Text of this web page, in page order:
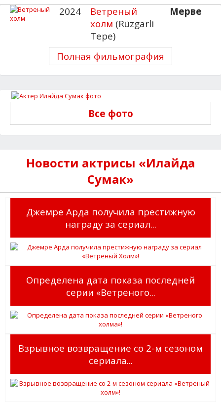
2024
Ветреный
холм (Rüzgarli
Tepe)
Мерве
Полная фильмография
Все фото
Новости актрисы «Илайда
Сумак»
Джемре Арда получила престижную
награду за сериал...
Определена дата показа последней
серии «Ветреного...
Взрывное возвращение со 2-м сезоном
сериала...